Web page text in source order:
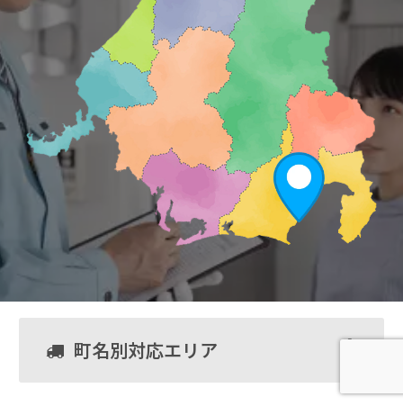
町名別対応エリア